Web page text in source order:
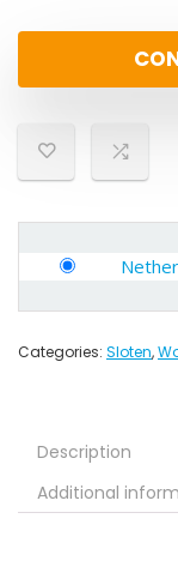
Categories: Sloten,
Description
Additional